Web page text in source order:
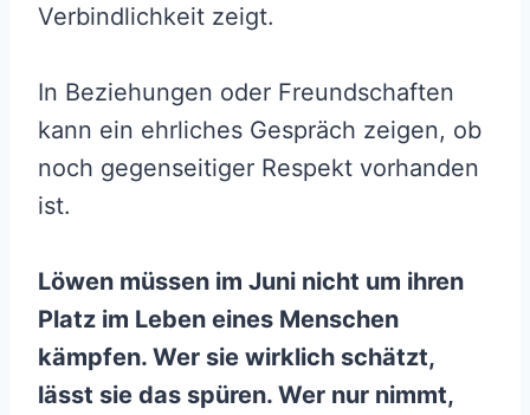
Verbindlichkeit zeigt.
In Beziehungen oder Freundschaften
kann ein ehrliches Gespräch zeigen, ob
noch gegenseitiger Respekt vorhanden
ist.
Löwen müssen im Juni nicht um ihren
Platz im Leben eines Menschen
kämpfen. Wer sie wirklich schätzt,
lässt sie das spüren. Wer nur nimmt,